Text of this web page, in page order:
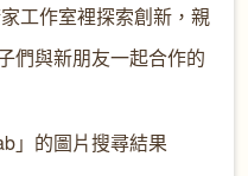
家工作室裡探索創新，親
們與新朋友一起合作的